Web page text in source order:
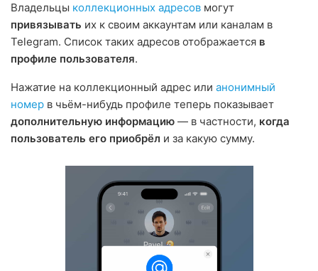
Владельцы коллекционных адресов могут
привязывать их к своим аккаунтам или каналам в
Telegram. Список таких адресов отображается в
профиле пользователя.
Нажатие на коллекционный адрес или анонимный
номер в чьём-нибудь профиле теперь показывает
дополнительную информацию — в частности, когда
пользователь его приобрёл и за какую сумму.